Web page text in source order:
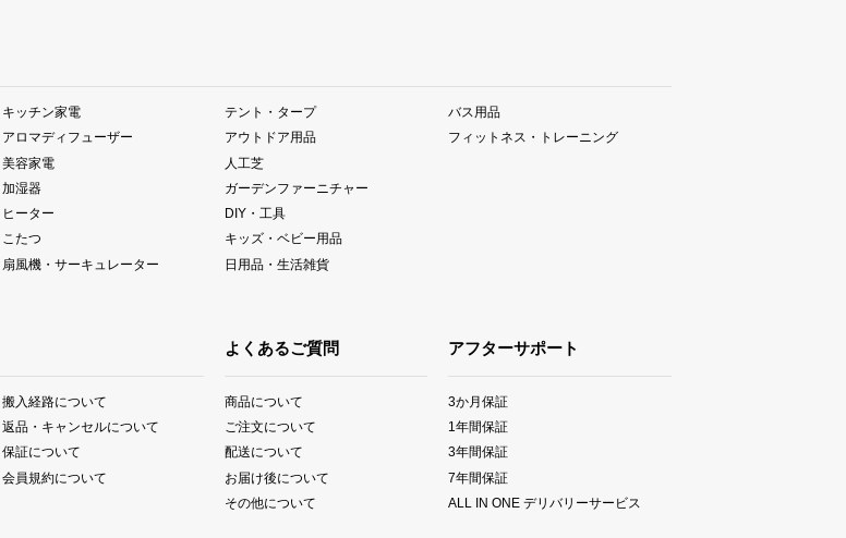
キッチン家電
アロマディフューザー
美容家電
加湿器
ヒーター
こたつ
扇風機・サーキュレーター
テント・タープ
アウトドア用品
人工芝
ガーデンファーニチャー
DIY・工具
キッズ・ベビー用品
日用品・生活雑貨
バス用品
フィットネス・トレーニング
搬入経路について
返品・キャンセルについて
保証について
会員規約について
よくあるご質問
商品について
ご注文について
配送について
お届け後について
その他について
アフターサポート
3か月保証
1年間保証
3年間保証
7年間保証
ALL IN ONE デリバリーサービス